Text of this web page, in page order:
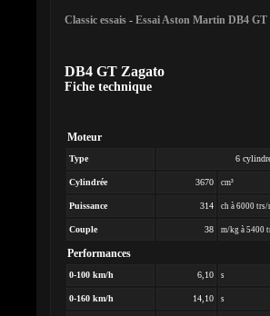
Classic essais - Essai Aston Martin DB4 GT
DB4 GT Zagato
Fiche technique
Moteur
Type 6
Cylindrée 3670 cm³
Puissance 314 ch à 6000
Couple 38 m/kg à 5400
Performances
0-100 km/h 6,10 s
0-160 km/h 14,10 s